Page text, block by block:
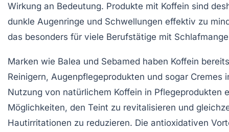
Wirkung an Bedeutung. Produkte mit Koffein sind
dunkle Augenringe und Schwellungen effektiv zu
das besonders für viele Berufstätige mit
Marken wie Balea und Sebamed haben Koffein
Reinigern, Augenpflegeprodukten und sogar Cremes
Nutzung von natürlichem Koffein in Pflegeprodukten
Möglichkeiten, den Teint zu revitalisieren und
Hautirritationen zu reduzieren. Die antioxidativen